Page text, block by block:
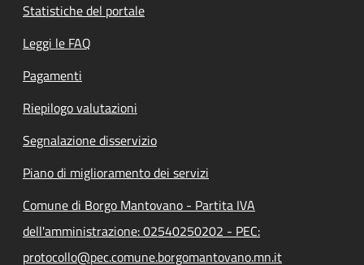
Statistiche del portale
Leggi le FAQ
Pagamenti
Riepilogo valutazioni
Segnalazione disservizio
Piano di miglioramento dei servizi
Comune di Borgo Mantovano - Partita IVA
dell'amministrazione: 02540250202 - PEC:
protocollo@pec.comune.borgomantovano.mn.it